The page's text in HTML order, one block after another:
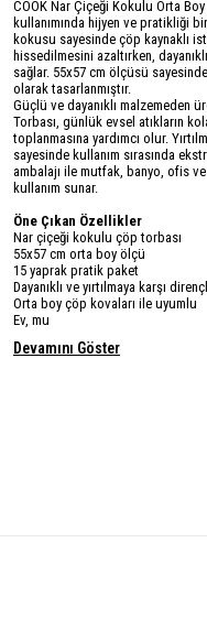
COOK Nar Çiçeği Kokulu Orta
kullanımında hijyen ve pratikliği
kokusu sayesinde çöp kaynaklı
hissedilmesini azaltırken,
sağlar. 55x57 cm ölçüsü
olarak tasarlanmıştır.
Güçlü ve dayanıklı malzemeden
Torbası, günlük evsel atıkların
toplanmasına yardımcı olur.
sayesinde kullanım sırasında
ambalajı ile mutfak, banyo, ofis ve
kullanım sunar.
Öne Çıkan Özellikler
Nar çiçeği kokulu çöp torbası
55x57 cm orta boy ölçü
15 yaprak pratik paket
Dayanıklı ve yırtılmaya karşı
Orta boy çöp kovaları ile uyumlu
Ev, mu
Devamını Göster